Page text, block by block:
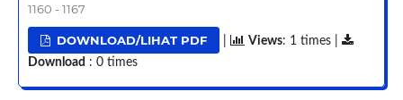
1160 - 1167
DOWNLOAD/LIHAT PDF Views: 1 times |
Download : 0 times